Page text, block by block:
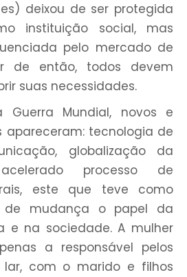
deixou de ser protegida
instituição social, mas
pelo mercado de
de então, todos devem
suas necessidades.
Guerra Mundial, novos e
apareceram: tecnologia de
globalização da
processo de
este que teve como
de mudança o papel da
e na sociedade. A mulher
a responsável pelos
com o marido e filhos